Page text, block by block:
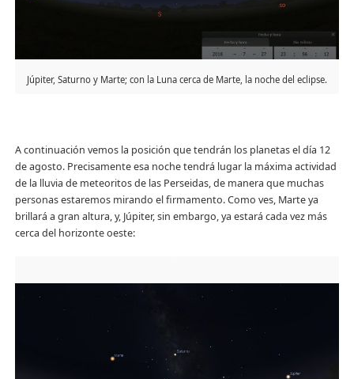
Júpiter, Saturno y Marte; con la Luna cerca de Marte, la noche del eclipse.
A continuación vemos la posición que tendrán los planetas el día 12
de agosto. Precisamente esa noche tendrá lugar la máxima actividad
de la lluvia de meteoritos de las Perseidas, de manera que muchas
personas estaremos mirando el firmamento. Como ves, Marte ya
brillará a gran altura, y, Júpiter, sin embargo, ya estará cada vez más
cerca del horizonte oeste: